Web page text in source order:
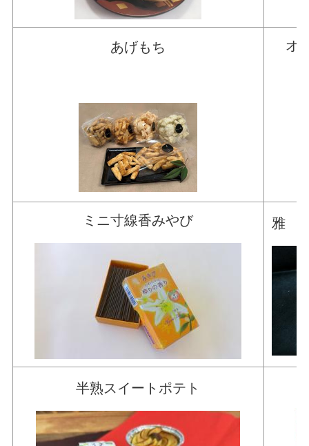
あげもち オ
ミニ寸線香みやび 雅 バ
半熟スイートポテト